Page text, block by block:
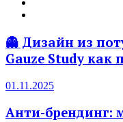
👻 Дизайн из
Gauze Study как
01.11.2025
Анти-брендинг: